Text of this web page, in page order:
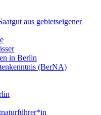
aus gebietseigener
in Berlin
(BerNA)